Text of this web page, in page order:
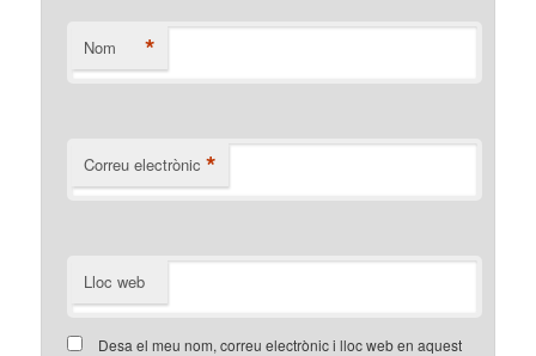
Nom *
Correu electrònic *
Lloc web
Desa el meu nom, correu electrònic i lloc web en aquest